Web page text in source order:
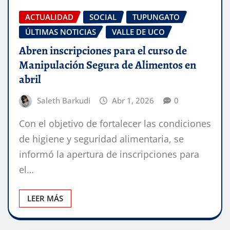
ACTUALIDAD SOCIAL
TUPUNGATO
ÚLTIMAS NOTICIAS
VALLE DE UCO
Abren inscripciones para el curso de
Manipulación Segura de Alimentos en
abril
Saleth Barkudi Abr 1, 2026 0
Con el objetivo de fortalecer las condiciones
de higiene y seguridad alimentaria, se
informó la apertura de inscripciones para
el…
LEER MÁS